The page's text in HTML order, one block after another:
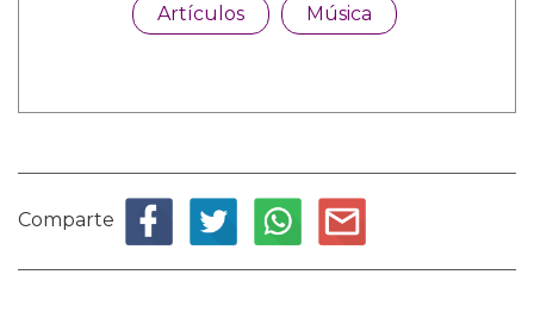
Artículos Música
Comparte